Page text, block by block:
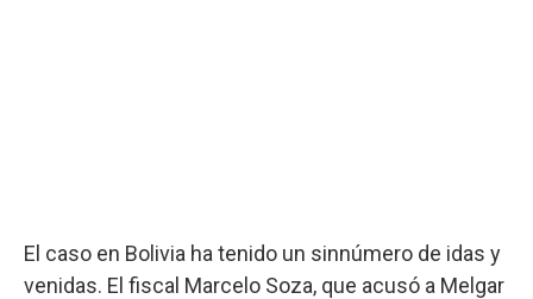
El caso en Bolivia ha tenido un sinnúmero de idas y
venidas. El fiscal Marcelo Soza, que acusó a Melgar